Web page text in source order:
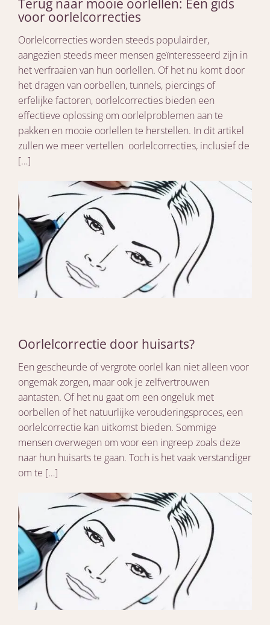
voor oorlelcorrecties
Oorlelcorrecties worden steeds populairder,
aangezien steeds meer mensen geïnteresseerd zijn in
het verfraaien van hun oorlellen. Of het nu komt door
het dragen van oorbellen, tunnels, piercings of
erfelijke factoren, oorlelcorrecties bieden een
effectieve oplossing om oorlelproblemen aan te
pakken en mooie oorlellen te herstellen. In dit artikel
zullen we meer vertellen oorlelcorrecties, inclusief de
[…]
Oorlelcorrectie door huisarts?
Een gescheurde of vergrote oorlel kan niet alleen voor
ongemak zorgen, maar ook je zelfvertrouwen
aantasten. Of het nu gaat om een ongeluk met
oorbellen of het natuurlijke verouderingsproces, een
oorlelcorrectie kan uitkomst bieden. Sommige
mensen overwegen om voor een ingreep zoals deze
naar hun huisarts te gaan. Toch is het vaak verstandiger
om te […]